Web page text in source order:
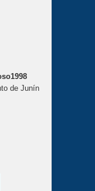
de Junín